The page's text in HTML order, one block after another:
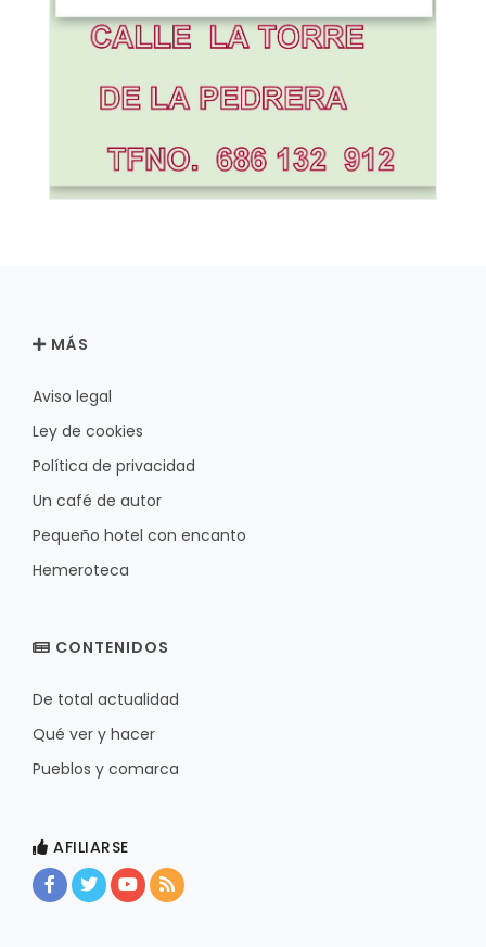
MÁS
Aviso legal
Ley de cookies
Política de privacidad
Un café de autor
Pequeño hotel con encanto
Hemeroteca
CONTENIDOS
De total actualidad
Qué ver y hacer
Pueblos y comarca
AFILIARSE